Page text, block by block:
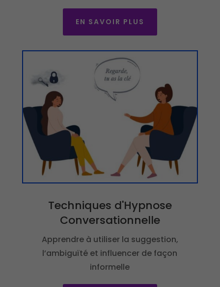
EN SAVOIR PLUS
Techniques d'Hypnose
Conversationnelle
Apprendre à utiliser la suggestion,
l’ambiguïté et influencer de façon
informelle